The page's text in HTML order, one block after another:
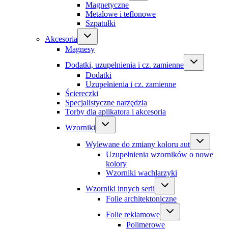
Magnetyczne
Metalowe i teflonowe
Szpatułki
Akcesoria
Magnesy
Dodatki, uzupełnienia i cz. zamienne
Dodatki
Uzupełnienia i cz. zamienne
Ściereczki
Specjalistyczne narzędzia
Torby dla aplikatora i akcesoria
Wzorniki
Wylewane do zmiany koloru aut
Uzupełnienia wzorników o nowe
kolory
Wzorniki wachlarzyki
Wzorniki innych serii
Folie architektoniczne
Folie reklamowe
Polimerowe